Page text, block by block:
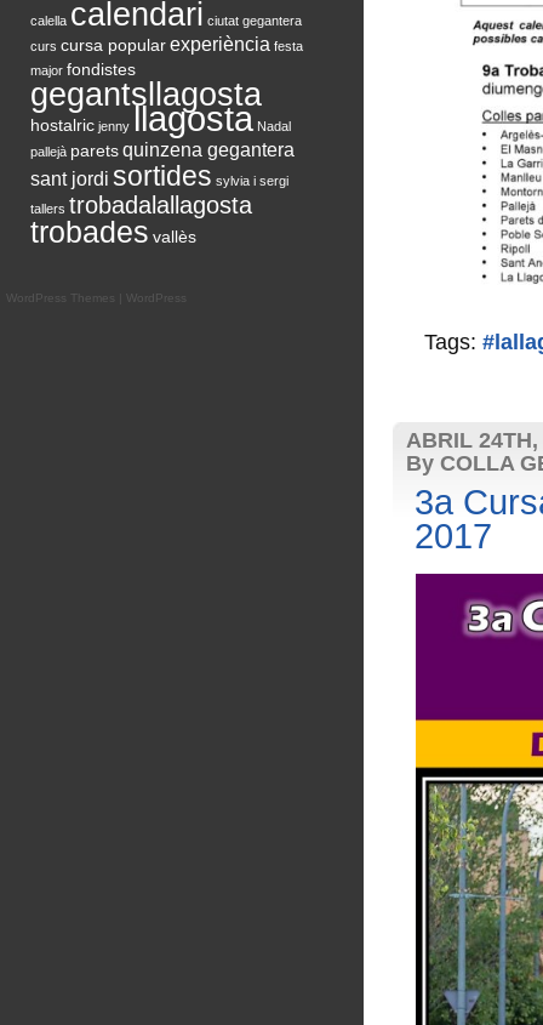
Tags:
ABRIL 24TH,
By COLLA
3a
2017
calella calendari ciutat gegantera
curs cursa popular experiència festa
major fondistes
gegantsllagosta
hostalric jenny llagosta Nadal
pallejà parets quinzena gegantera
sant jordi sortides sylvia i sergi
tallers trobadalallagosta
trobades vallès
WordPress Themes WordPress